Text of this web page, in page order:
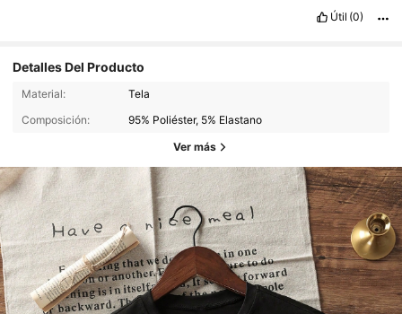
Útil (0)
Detalles Del Producto
Material:
Tela
Composición:
95% Poliéster, 5% Elastano
Ver más